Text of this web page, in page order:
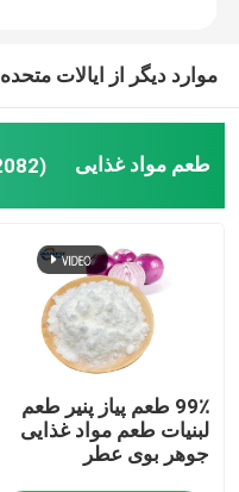
موارد دیگر از ایالات متحده
طعم مواد غذایی (2082)
99٪ طعم پیاز پنیر طعم
لبنیات طعم مواد غذایی
جوهر بوی عطر